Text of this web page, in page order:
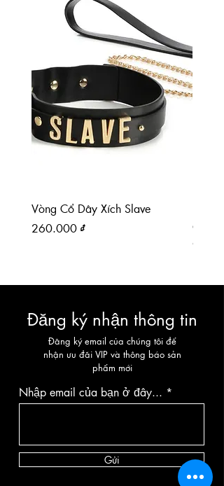
Vòng Cổ Dây Xích Slave
Giá
260.000 ₫
da PU
Giá
Đăng ký nhận thông tin
Đăng ký email của chúng tôi để
nhận ưu đãi VIP và thông báo sản
phẩm mới
Nhập email của bạn ở đây...
Gửi